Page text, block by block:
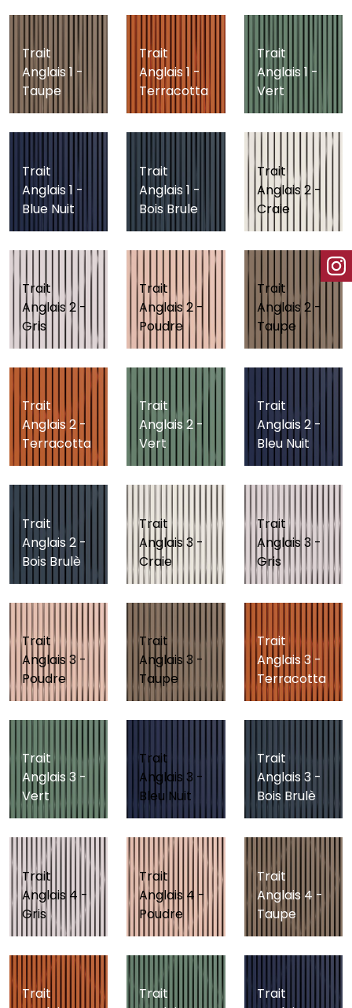
Trait
Anglais 1 -
Taupe
Trait
Anglais 1 -
Terracotta
Trait
Anglais 1 -
Vert
Trait
Anglais 1 -
Blue Nuit
Trait
Anglais 1 -
Bois Brule
Trait
Anglais 2 -
Craie
Trait
Anglais 2 -
Gris
Trait
Anglais 2 -
Poudre
Trait
Anglais 2 -
Taupe
Trait
Anglais 2 -
Terracotta
Trait
Anglais 2 -
Vert
Trait
Anglais 2 -
Bleu Nuit
Trait
Anglais 2 -
Bois Brulè
Trait
Anglais 3 -
Craie
Trait
Anglais 3 -
Gris
Trait
Anglais 3 -
Poudre
Trait
Anglais 3 -
Taupe
Trait
Anglais 3 -
Terracotta
Trait
Anglais 3 -
Vert
Trait
Anglais 3 -
Bleu Nuit
Trait
Anglais 3 -
Bois Brulè
Trait
Anglais 4 -
Gris
Trait
Anglais 4 -
Poudre
Trait
Anglais 4 -
Taupe
Trait
Trait
Trait